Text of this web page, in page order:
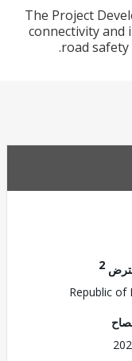
The
road